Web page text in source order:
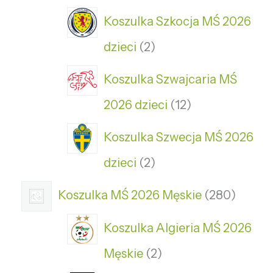
Koszulka Szkocja MŚ 2026
dzieci 2
Koszulka Szwajcaria MŚ
2026 dzieci 12
Koszulka Szwecja MŚ 2026
dzieci 2
Koszulka MŚ 2026 Męskie 280
Koszulka Algieria MŚ 2026
Męskie 2